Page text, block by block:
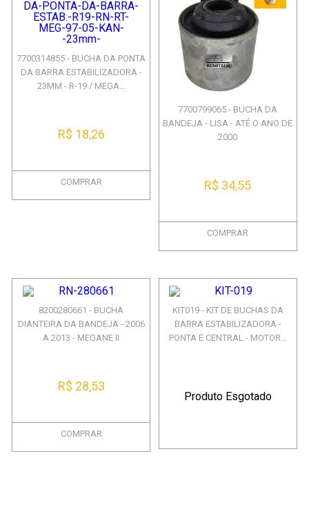
7700314855 - BUCHA DA PONTA
DA BARRA ESTABILIZADORA -
23MM - R-19 / MEGA...
R$ 18,26
COMPRAR
7700799065 - BUCHA DA
BANDEJA - LISA - ATÉ O ANO DE
2000
R$ 34,55
COMPRAR
8200280661 - BUCHA
DIANTEIRA DA BANDEJA - 2006
A 2013 - MEGANE II
R$ 28,53
COMPRAR
KIT019 - KIT DE BUCHAS DA
BARRA ESTABILIZADORA -
PONTA E CENTRAL - MOTOR...
Produto Esgotado